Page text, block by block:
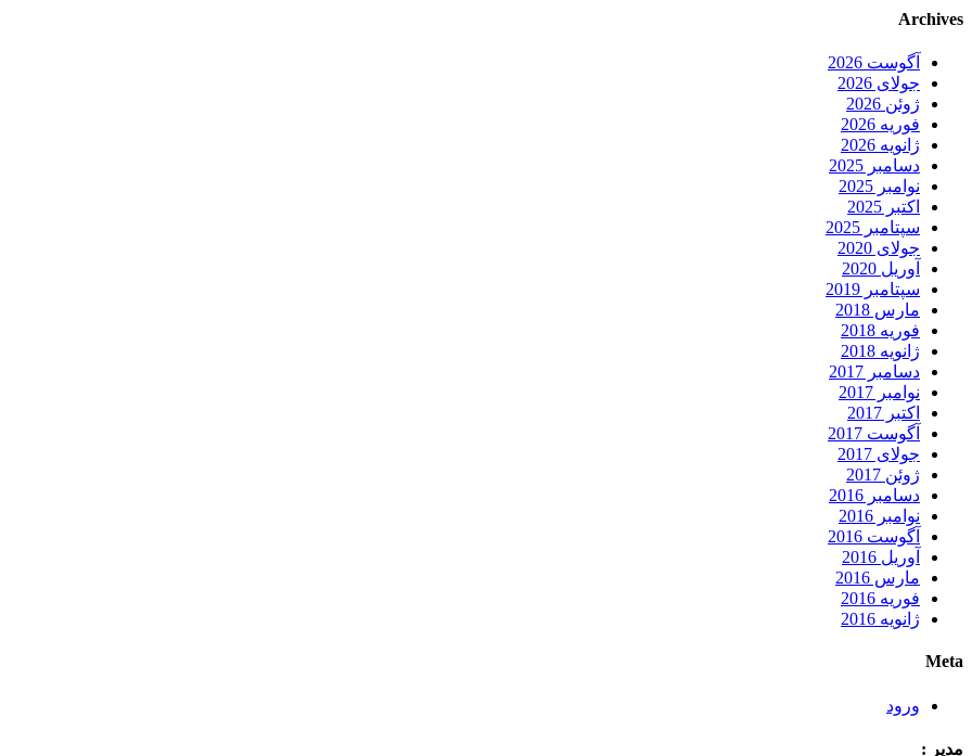
Archives
آگوست 2026
جولای 2026
ژوئن 2026
فوریه 2026
ژانویه 2026
دسامبر 2025
نوامبر 2025
اکتبر 2025
سپتامبر 2025
جولای 2020
آوریل 2020
سپتامبر 2019
مارس 2018
فوریه 2018
ژانویه 2018
دسامبر 2017
نوامبر 2017
اکتبر 2017
آگوست 2017
جولای 2017
ژوئن 2017
دسامبر 2016
نوامبر 2016
آگوست 2016
آوریل 2016
مارس 2016
فوریه 2016
ژانویه 2016
Meta
ورود
مدیر :